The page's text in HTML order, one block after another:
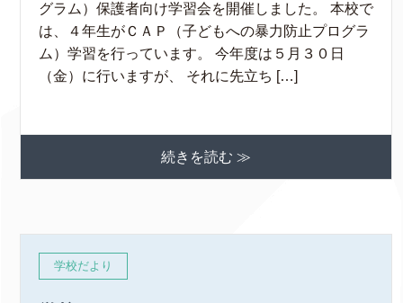
グラム）保護者向け学習会を開催しました。 本校で
は、４年生がＣＡＰ（子どもへの暴力防止プログラ
ム）学習を行っています。 今年度は５月３０日
（金）に行いますが、 それに先立ち […]
続きを読む ≫
学校だより